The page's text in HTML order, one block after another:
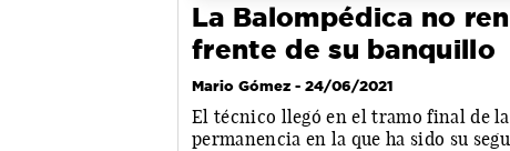
La Balompédica no
frente de su banquillo
Mario Gómez - 24/06/2021
El técnico llegó en el tramo final de
permanencia en la que ha sido su